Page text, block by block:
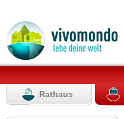
Rathaus